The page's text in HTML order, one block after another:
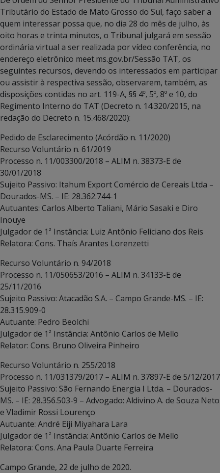
Tributário do Estado de Mato Grosso do Sul, faço saber a
quem interessar possa que, no dia 28 do mês de julho, às
oito horas e trinta minutos, o Tribunal julgará em sessão
ordinária virtual a ser realizada por vídeo conferência, no
endereço eletrônico meet.ms.gov.br/Sessão TAT, os
seguintes recursos, devendo os interessados em participar
ou assistir à respectiva sessão, observarem, também, as
disposições contidas no art. 119-A, §§ 4º, 5º, 8º e 10, do
Regimento Interno do TAT (Decreto n. 14.320/2015, na
redação do Decreto n. 15.468/2020):
Pedido de Esclarecimento (Acórdão n. 11/2020)
Recurso Voluntário n. 61/2019
Processo n. 11/003300/2018 – ALIM n. 38373-E de
30/01/2018
Sujeito Passivo: Itahum Export Comércio de Cereais Ltda –
Dourados-MS. – IE: 28.362.744-1
Autuantes: Carlos Alberto Taliani, Mário Sasaki e Diro
Inouye
Julgador de 1ª Instância: Luiz Antônio Feliciano dos Reis
Relatora: Cons. Thaís Arantes Lorenzetti
Recurso Voluntário n. 94/2018
Processo n. 11/050653/2016 – ALIM n. 34133-E de
25/11/2016
Sujeito Passivo: Atacadão S.A. – Campo Grande-MS. – IE:
28.315.909-0
Autuante: Pedro Beolchi
Julgador de 1ª Instância: Antônio Carlos de Mello
Relator: Cons. Bruno Oliveira Pinheiro
Recurso Voluntário n. 255/2018
Processo n. 11/031379/2017 – ALIM n. 37897-E de 5/12/2017
Sujeito Passivo: São Fernando Energia I Ltda. – Dourados-
MS. – IE: 28.356.503-9 – Advogado: Aldivino A. de Souza Neto
e Vladimir Rossi Lourenço
Autuante: André Eiji Miyahara Lara
Julgador de 1ª Instância: Antônio Carlos de Mello
Relatora: Cons. Ana Paula Duarte Ferreira
Campo Grande, 22 de julho de 2020.